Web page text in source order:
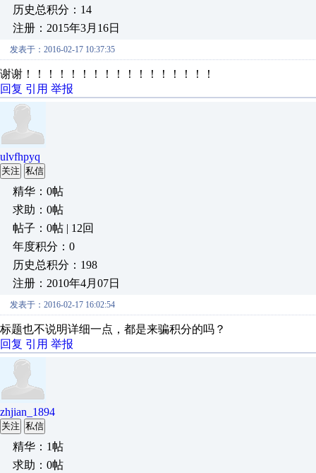
历史总积分：14
注册：2015年3月16日
发表于：2016-02-17 10:37:35
谢谢！！！！！！！！！！！！！！！！！
回复 引用 举报
ulvfhpyq
关注 私信
精华：0帖
求助：0帖
帖子：0帖 | 12回
年度积分：0
历史总积分：198
注册：2010年4月07日
发表于：2016-02-17 16:02:54
标题也不说明详细一点，都是来骗积分的吗？
回复 引用 举报
zhjian_1894
关注 私信
精华：1帖
求助：0帖